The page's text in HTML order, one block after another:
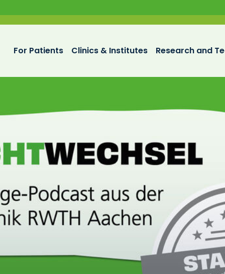
For Patients Clinics & Institutes Research and